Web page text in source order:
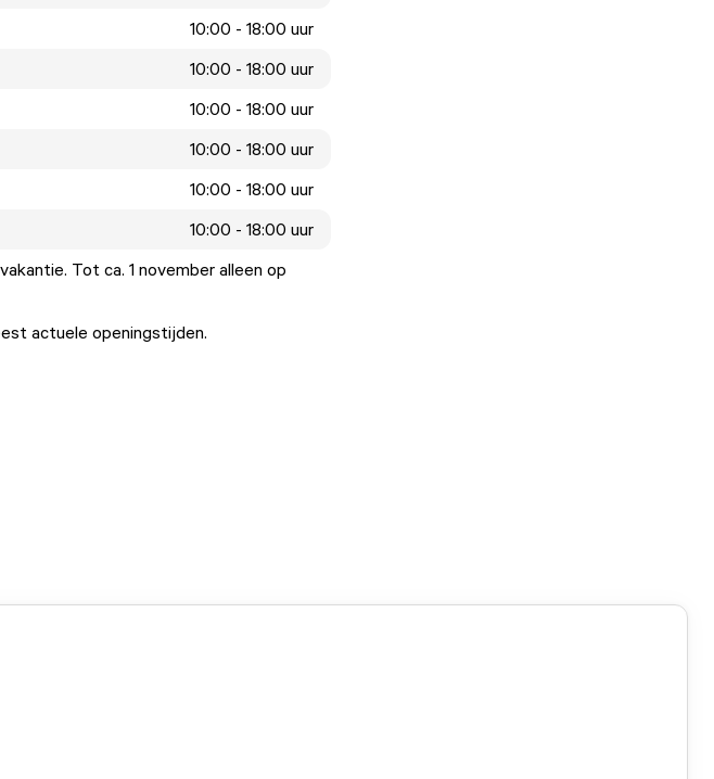
10:00 - 18:00 uur
10:00 - 18:00 uur
10:00 - 18:00 uur
10:00 - 18:00 uur
10:00 - 18:00 uur
10:00 - 18:00 uur
Tot ca. 1 november alleen op
actuele openingstijden.